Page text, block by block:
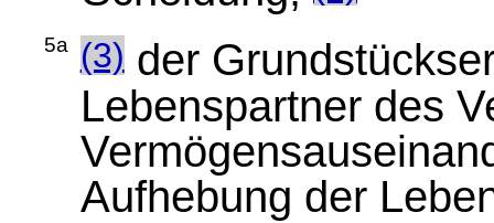
5a (3)der
Lebenspartner des
Aufhebung der